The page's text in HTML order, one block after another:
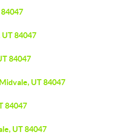
84047
UT 84047
84047
UT 84047
84047
UT 84047